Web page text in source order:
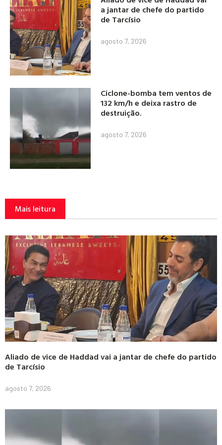
a jantar de chefe do partido
de Tarcísio
agosto 7, 2026
Ciclone-bomba tem ventos de
132 km/h e deixa rastro de
destruição.
agosto 7, 2026
Mais leitura
Aliado de vice de Haddad vai a jantar de chefe do partido
de Tarcísio
agosto 7, 2026